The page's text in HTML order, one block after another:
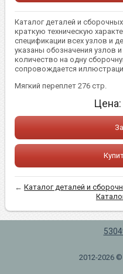
Каталог деталей и
краткую техническую
спецификации всех узлов и
указаны обозначения узлов
количество на одну
сопровождается
Мягкий переплет 276 стр.
Цена:
←Каталог деталей и
2012-2026